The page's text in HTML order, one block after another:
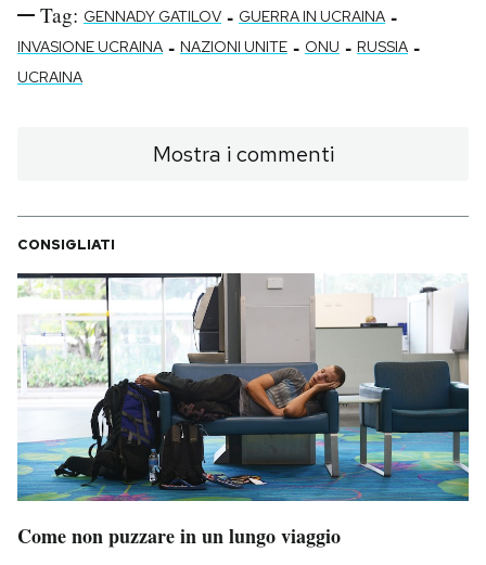
Tag: GENNADY GATILOV - GUERRA IN UCRAINA -
INVASIONE UCRAINA - NAZIONI UNITE - ONU - RUSSIA -
UCRAINA
Mostra i commenti
CONSIGLIATI
Come non puzzare in un lungo viaggio